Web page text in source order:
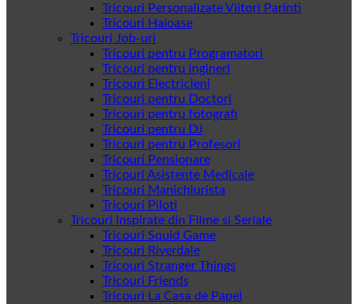
Tricouri Personalizate Viitori Parinti
Tricouri Haioase
Tricouri Job-uri
Tricouri pentru Programatori
Tricouri pentru ingineri
Tricouri Electricieni
Tricouri pentru Doctori
Tricouri pentru fotografi
Tricouri pentru DJ
Tricouri pentru Profesori
Tricouri Pensionare
Tricouri Asistente Medicale
Tricouri Manichiurista
Tricouri Piloti
Tricouri inspirate din Filme si Seriale
Tricouri Squid Game
Tricouri Riverdale
Tricouri Stranger Things
Tricouri Friends
Tricouri La Casa de Papel